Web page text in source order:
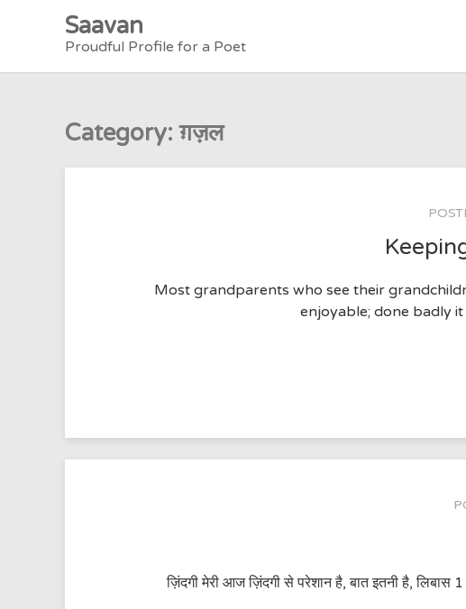
Saavan
Proudful Profile for a Poet
Category:ग़ज़ल
Most grandparents who see their
enjoyable; done badly
ज़िंदगी मेरी आज ज़िंदगी से परेशान है, बात इतनी है,